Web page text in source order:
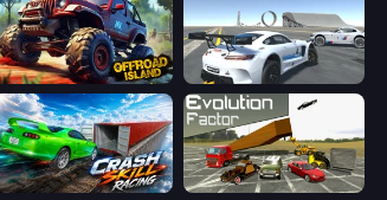
Offroad Island
Crash Skill Racing Evolution Factor